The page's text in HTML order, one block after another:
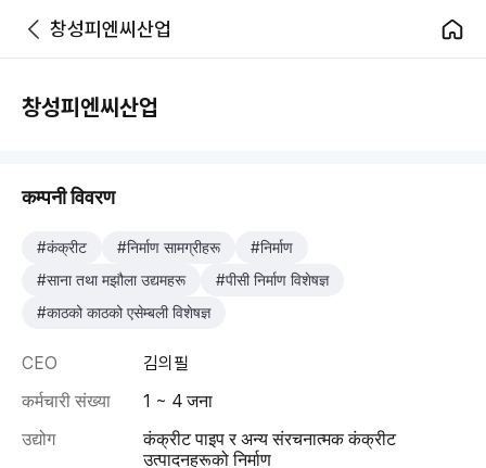
창성피엔씨산업
창성피엔씨산업
कम्पनी विवरण
#कंक्रीट #निर्माण सामग्रीहरू
#निर्माण
#साना तथा मझौला उद्यमहरू
#पीसी निर्माण विशेषज्ञ
#काठको काठको एसेम्बली विशेषज्ञ
CEO
김의필
कर्मचारी संख्या
1 ~ 4 जना
उद्योग
कंक्रीट पाइप र अन्य संरचनात्मक कंक्रीट
उत्पादनहरूको निर्माण